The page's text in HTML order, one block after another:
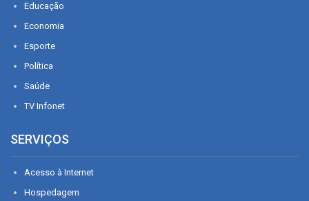
Educação
Economia
Esporte
Política
Saúde
TV Infonet
SERVIÇOS
Acesso à Internet
Hospedagem